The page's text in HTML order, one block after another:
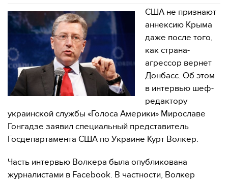
США не признают
аннексию Крыма
даже после того,
как страна-
агрессор вернет
Донбасс. Об этом
в интервью шеф-
редактору
украинской службы «Голоса Америки» Мирославе
Гонгадзе заявил специальный представитель
Госдепартамента США по Украине Курт Волкер.
Часть интервью Волкера была опубликована
журналистами в Facebook. В частности, Волкер